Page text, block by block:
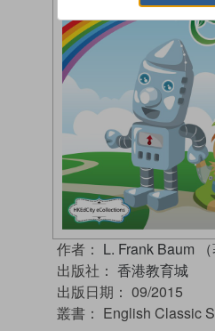
作者： L. Frank Baum （
出版社： 香港教育城
出版日期： 09/2015
叢書： English Classic